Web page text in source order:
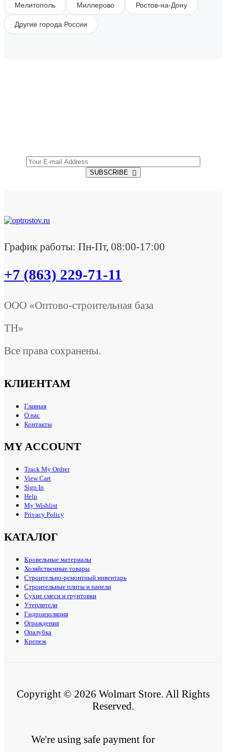
Мелитополь Миллерово Ростов-на-Дону
Другие города России
SUBSCRIBE
График работы: Пн-Пт, 08:00-17:00
+7 (863) 229-71-11
ООО «Оптово-строительная база
ТН»
Все права сохранены.
КЛИЕНТАМ
Главная
О нас
Контакты
MY ACCOUNT
Track My Ordrer
View Cart
Sign In
Help
My Wishlist
Privacy Policy
КАТАЛОГ
Кровельные материалы
Хозяйственные товары
Строительно-ремонтный инвентарь
Строительные плиты и панели
Сухие смеси и грунтовки
Утеплители
Гидроизоляция
Ограждения
Опалубка
Крепеж
Copyright © 2026 Wolmart Store. All Rights
Reserved.
We're using safe payment for